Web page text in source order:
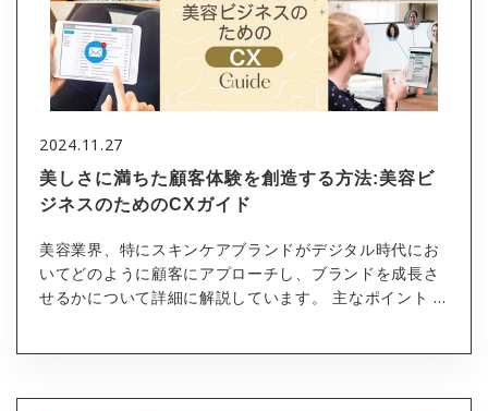
2024.11.27
美しさに満ちた顧客体験を創造する方法:美容ビ
ジネスのためのCXガイド
美容業界、特にスキンケアブランドがデジタル時代にお
いてどのように顧客にアプローチし、ブランドを成長さ
せるかについて詳細に解説しています。 主なポイント ...